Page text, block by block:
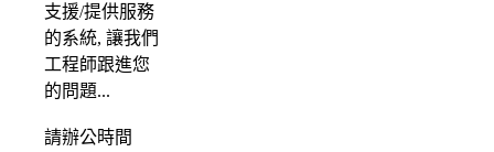
支援/提供服務
的系統, 讓我們
工程師跟進您
的問題...
請辦公時間